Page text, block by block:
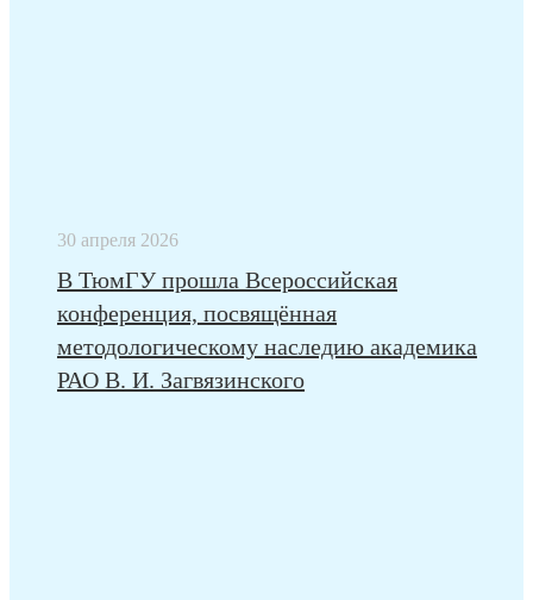
30 апреля 2026
В ТюмГУ прошла Всероссийская
конференция, посвящённая
методологическому наследию академика
РАО В. И. Загвязинского